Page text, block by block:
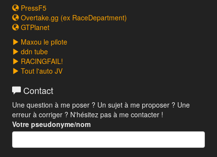
PressF5
Overtake.gg (ex RaceDepartment)
GTPlanet
Maxou le pilote
ddn tube
RACINGFAIL!
Tout l'auto JV
Contact
Une question à me poser ? Un sujet à me proposer ? Une
erreur à corriger ? N'hésitez pas à me contacter !
Votre pseudonyme/nom